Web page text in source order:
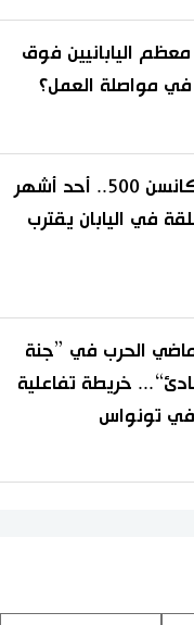
اليابانيين فوق
مواصلة العمل؟
وداعًا لشينكانسن 500.. أحد أشهر
في اليابان يقترب
الحرب في ”جنة
خريطة تفاعلية
في تونواس